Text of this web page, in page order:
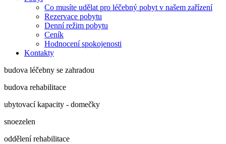
Co musíte udělat pro léčebný pobyt v našem zařízení
Rezervace pobytu
Denní režim pobytu
Ceník
Hodnocení spokojenosti
Kontakty
budova léčebny se zahradou
budova rehabilitace
ubytovací kapacity - domečky
snoezelen
oddělení rehabilitace